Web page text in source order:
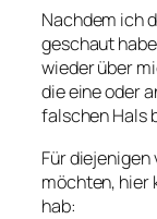
Nachdem ich
geschaut
wieder über
die eine oder
falschen Hals
Für diejenigen
möchten, hier
hab: